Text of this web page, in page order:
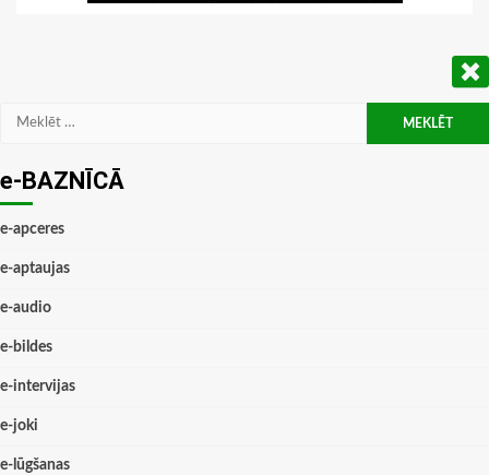
Meklēt:
e-BAZNĪCĀ
e-apceres
e-aptaujas
e-audio
e-bildes
e-intervijas
e-joki
e-lūgšanas